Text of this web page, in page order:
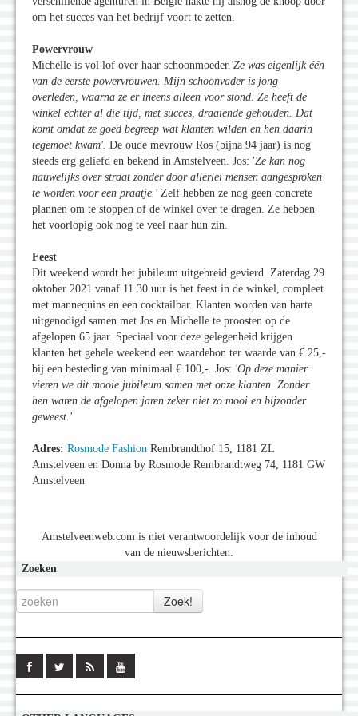
om het succes van het bedrijf voort te zetten.
Powervrouw
Michelle is vol lof over haar schoonmoeder.'Ze was eigenlijk één
van de eerste powervrouwen. Mijn schoonvader is jong
overleden, waarna ze er ineens alleen voor stond. Ze heeft de
winkel echter al die tijd, met succes, draaiende gehouden. Dat
komt omdat ze goed begreep wat klanten wilden en hen daarin
tegemoet kwam'. De oude mevrouw Ros (bijna 94 jaar) is nog
steeds erg geliefd en bekend in Amstelveen. Jos: 'Ze kan nog
nauwelijks over straat zonder door allerlei mensen aangesproken
te worden voor een praatje. ' Zelf hebben ze nog geen concrete
plannen om te stoppen of de winkel over te dragen. Ze hebben
het voorlopig ook nog te veel naar hun zin.
Feest
Dit weekend wordt het jubileum uitgebreid gevierd. Zaterdag 29
oktober 2021 vanaf 11.30 uur is het feest in de winkel, compleet
met mannequins en een cocktailbar. Klanten worden van harte
uitgenodigd samen met Jos en Michelle te proosten op de
afgelopen 65 jaar. Speciaal voor deze gelegenheid krijgen
klanten het gehele weekend een waardebon ter waarde van € 25,-
bij een besteding van minimaal € 100,-. Jos: 'Op deze manier
vieren we dit mooie jubileum samen met onze klanten. Zonder
hen waren de afgelopen jaren zeker niet zo mooi en bijzonder
geweest. '
Adres: Rosmode Fashion Rembrandthof 15, 1181 ZL
Amstelveen en Donna by Rosmode Rembrandtweg 74, 1181 GW
Amstelveen
Amstelveenweb.com is niet verantwoordelijk voor de inhoud
van de nieuwsberichten.
Zoeken